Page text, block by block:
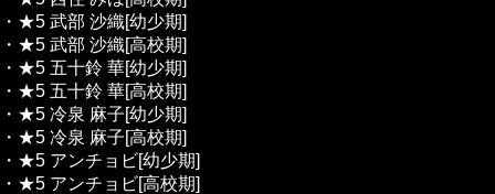
・★5 武部 沙織[幼少期]
・★5 武部 沙織[高校期]
・★5 五十鈴 華[幼少期]
・★5 五十鈴 華[高校期]
・★5 冷泉 麻子[幼少期]
・★5 冷泉 麻子[高校期]
・★5 アンチョビ[幼少期]
・★5 アンチョビ[高校期]